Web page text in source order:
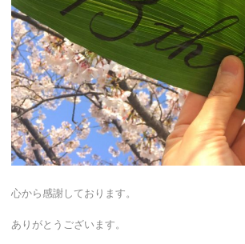
心から感謝しております。
ありがとうございます。